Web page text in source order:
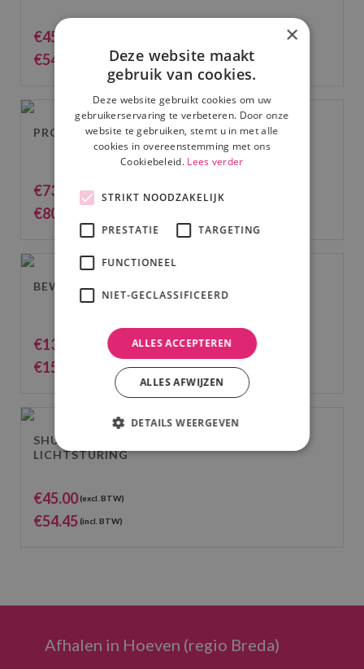
€45.00
€54.45 (incl. BTW)
PROFESSIONELE LASERSHOW
€73.39 (excl. BTW)
€80.00
BEWEGEND LICHTSHOW
€137.61 (excl. BTW)
€150.00 (incl. BTW)
SHUTTLE TOUCHSCREEN PC
LICHTSTURING
€45.00(excl. BTW)
€54.45 (incl. BTW)
Afhalen in Hoeven (regio Breda)
×
Deze website maakt
gebruik van cookies.
Deze website gebruikt cookies om uw
gebruikerservaring te verbeteren. Door onze
website te gebruiken, stemt u in met alle
cookies in overeenstemming met ons
Cookiebeleid. Lees verder
STRIKT NOODZAKELIJK
PRESTATIE TARGETING
FUNCTIONEEL
NIET-GECLASSIFICEERD
ALLES ACCEPTEREN
ALLES AFWIJZEN
DETAILS WEERGEVEN